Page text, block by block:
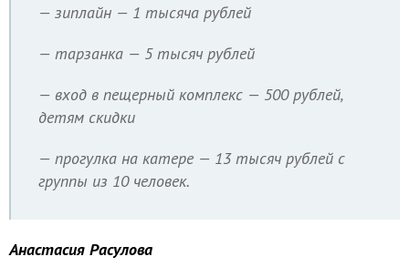
— зиплайн — 1 тысяча рублей
— тарзанка — 5 тысяч рублей
— вход в пещерный комплекс — 500 рублей,
детям скидки
— прогулка на катере — 13 тысяч рублей с
группы из 10 человек.
Анастасия Расулова